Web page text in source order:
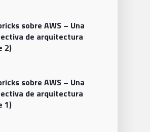
sobre AWS – Una
de arquitectura
2)
sobre AWS – Una
de arquitectura
1)